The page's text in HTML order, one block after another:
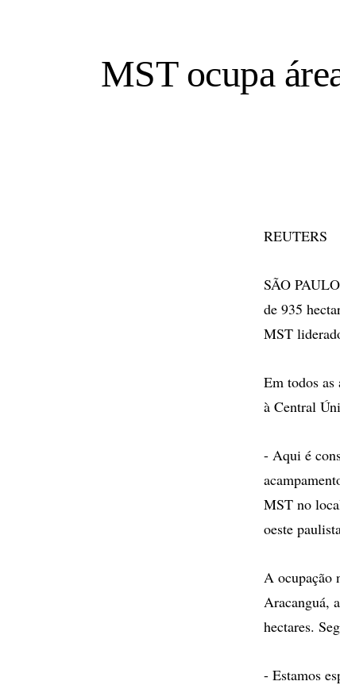
MST ocupa
REUTERS
SÃO
de 935
MST
Em todos
à Central
- Aqui é
MST no
oeste
A ocupação
Aracanguá,
hectares.
- Estamos